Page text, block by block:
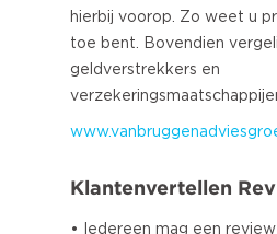
hierbij voorop. Zo weet u
toe bent. Bovendien
geldverstrekkers en
Klantenvertellen
• Iedereen mag een review